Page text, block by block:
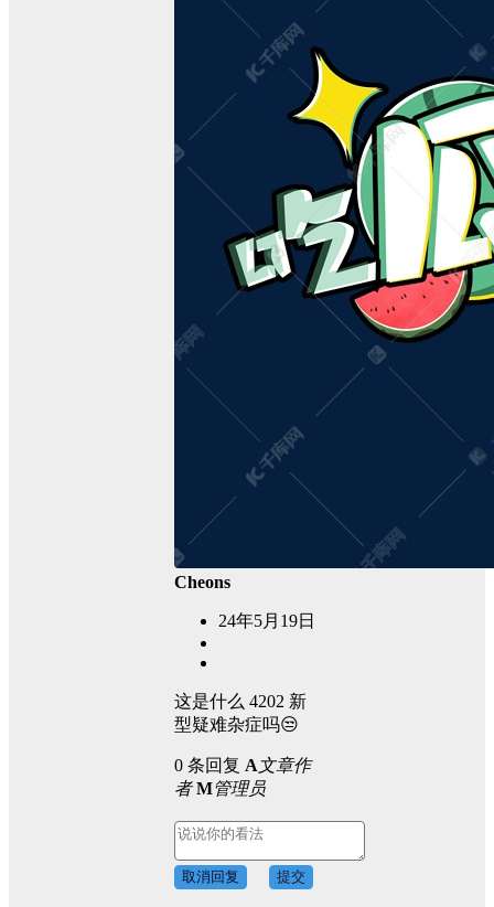
Cheons
24年5月19日
这是什么 4202 新
型疑难杂症吗😒
0 条回复 A文章作
者 M管理员
取消回复 提交